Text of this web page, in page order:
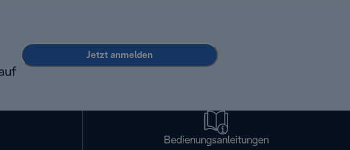
Jetzt anmelden
Bedienungsanleitungen